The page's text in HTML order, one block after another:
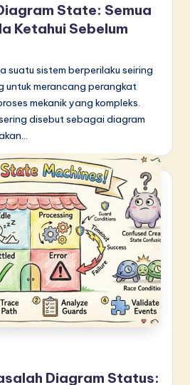
State: Semua
Ketahui Sebelum
suatu sistem berperilaku seiring
merancang perangkat
mekanik yang kompleks.
disebut sebagai diagram
Diagram Status: